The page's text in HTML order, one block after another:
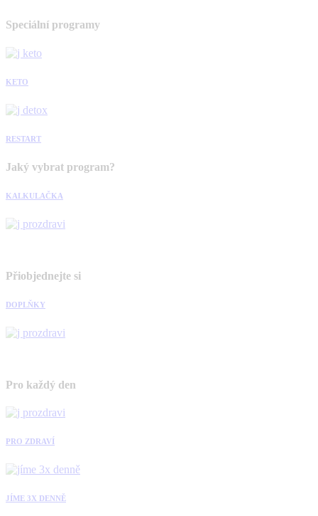
Speciální programy
KETO
RESTART
Jaký vybrat program?
KALKULAČKA
Přiobjednejte si
DOPLŇKY
Pro každý den
PRO ZDRAVÍ
JÍME 3X DENNĚ